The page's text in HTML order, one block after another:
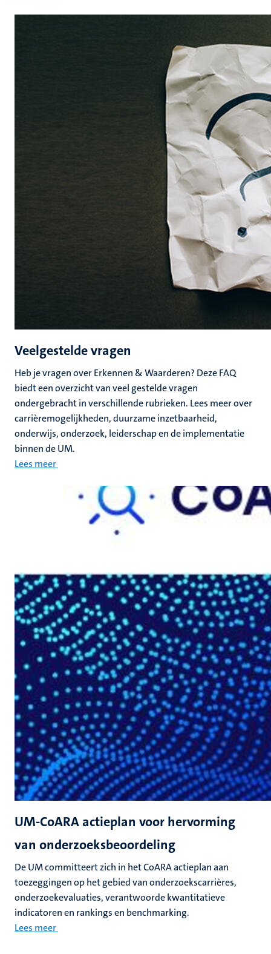
Veelgestelde vragen
Heb je vragen over Erkennen & Waarderen? Deze FAQ
biedt een overzicht van veel gestelde vragen
ondergebracht in verschillende rubrieken. Lees meer over
carrièremogelijkheden, duurzame inzetbaarheid,
onderwijs, onderzoek, leiderschap en de implementatie
binnen de UM.
Lees meer
UM-CoARA actieplan voor hervorming
van onderzoeksbeoordeling
De UM committeert zich in het CoARA actieplan aan
toezeggingen op het gebied van onderzoekscarrières,
onderzoekevaluaties, verantwoorde kwantitatieve
indicatoren en rankings en benchmarking.
Lees meer